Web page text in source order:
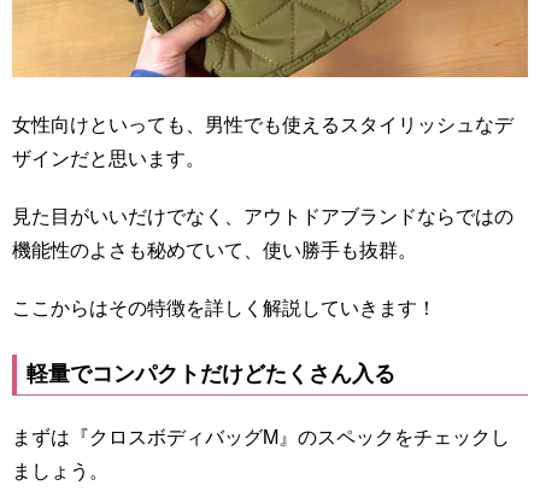
女性向けといっても、男性でも使えるスタイリッシュなデ
ザインだと思います。
見た目がいいだけでなく、アウトドアブランドならではの
機能性のよさも秘めていて、使い勝手も抜群。
ここからはその特徴を詳しく解説していきます！
軽量でコンパクトだけどたくさん入る
まずは『クロスボディバッグM』のスペックをチェックし
ましょう。